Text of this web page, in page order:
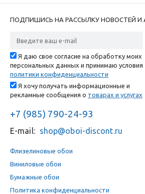
ПОДПИШИСЬ НА РАССЫЛКУ НОВОСТЕЙ И
Я даю свое согласие на обработку моих
персональных данных и принимаю условия
политики конфиденциальности
Я хочу получать информационные и
рекламные сообщения о товарах и услугах
+7 (985) 790-24-93
E-mail: shop@oboi-discont.ru
Флизелиновые обои
Виниловые обои
Бумажные обои
Политика конфиденциальности